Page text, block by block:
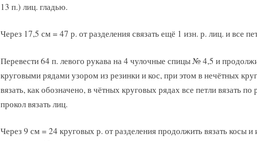
13 п.) лиц. гладью.
Через 17,5 см = 47 р. от разделения связать ещё 1 изн. р. лиц. и все
Перевести 64 п. левого рукава на 4 чулочные спицы № 4,5 и
круговыми рядами узором из резинки и кос, при этом в нечётных
вязать, как обозначено, в чётных круговых рядах все петли вязать по
прокол вязать лиц.
Через 9 см = 24 круговых р. от разделения продолжить вязать косы